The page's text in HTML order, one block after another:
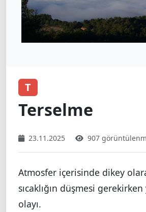
T
Terselme
23.11.2025 907
Atmosfer içerisinde dikey
sıcaklığın düşmesi
olayı.